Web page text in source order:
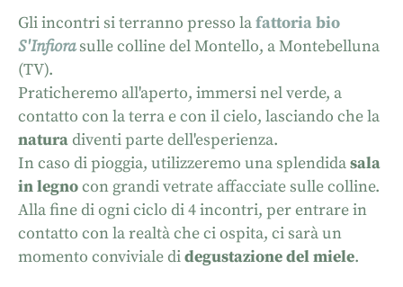
Gli incontri si terranno presso lafattoria bio
S'Infiorasulle colline del Montello, a Montebelluna
(TV).
Praticheremo all'aperto, immersi nel verde, a
contatto con la terra e con il cielo, lasciando che la
natura diventi parte dell'esperienza.
In caso di pioggia, utilizzeremo una splendidasala
in legnocon grandi vetrate affacciate sulle colline.
Alla fine di ogni ciclo di 4 incontri, per entrare in
contatto con la realtà che ci ospita, ci sarà un
momento conviviale didegustazione del miele.